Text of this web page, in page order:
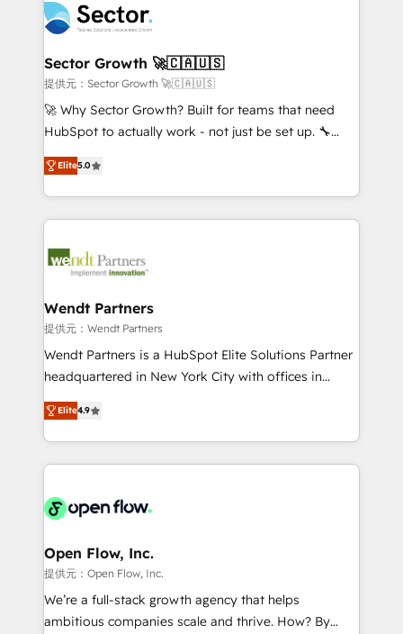
technology and people with each other. Together we
strive for optimal customer processes and
experiences. Systony – We believe you can grow!
businesses. Our teams are based in North America
and APAC. We are HubSpot's top-ranked Advanced
Implementation Certified Partner and we contribute
to their advisory council. We strive to do 'good work
with good people' and have worked with incredible
brands. You can see some of them on our website,
Sector Growth 🚀🇨🇦🇺🇸
提供元：Sector Growth 🚀🇨🇦🇺🇸
🚀 Why Sector Growth? Built for teams that need
HubSpot to actually work - not just be set up. 🔧
HubSpot Experts: Onboarding, migrations,
automation, and training built for adoption. ⚡ Highly
Technical Execution: ERP, EMR and Custom
Integrations; complex builds delivered in weeks, not
workflows; automation agents; process optimization
Healthcare: HIPAA implementations; secure data
workflows 💼 Financial Services: compliant
workflows; audit-ready reporting ⚖️ Legal: client
intake; pipeline and document workflows 🛒 E-
revenue automation 🏢 Real Estate: deal pipelines;
portfolio and lifecycle management 🏭
HIPAA-aware; CASL-compliant; GDPR-ready
implementations where required 💡 Why 500+
built to scale.
Elite5.0
Wendt Partners
提供元：Wendt Partners
Wendt Partners is a HubSpot Elite Solutions Partner
headquartered in New York City with offices in
Toronto, London and Melbourne. As a global
HubSpot partner, we specialize in working with
sophisticated B2B companies to implement the
HubSpot CRM platform across client organizations.
industrial/manufacturing, professional services,
distribution, commercial real estate, technology,
finserv/fintech, IT managed services, transportation
& logistics, energy/solar, staffing and recruiting,
media, healthcare and government contractors. Our
Elite4.9
Open Flow, Inc.
提供元：Open Flow, Inc.
We’re a full-stack growth agency that helps
ambitious companies scale and thrive. How? By